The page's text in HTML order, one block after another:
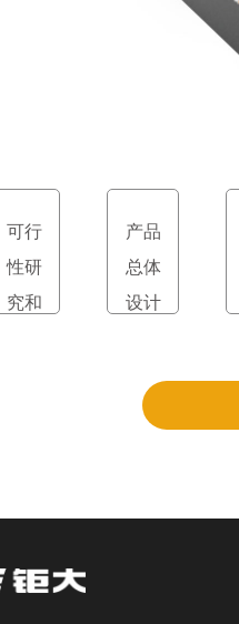
可行
性研
究和
产品
总体
设计